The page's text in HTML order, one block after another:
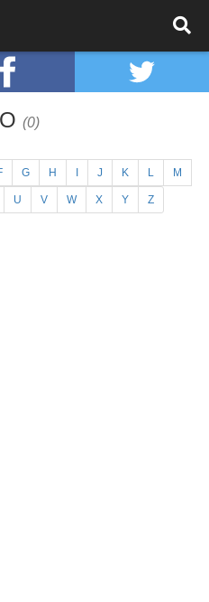
(0)
G H J K L M
U V W X Y Z